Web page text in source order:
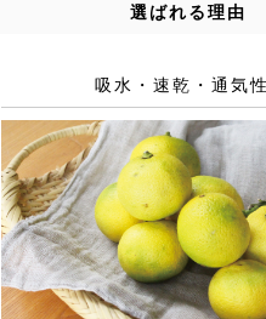
選ばれる理由
吸水・速乾・通気